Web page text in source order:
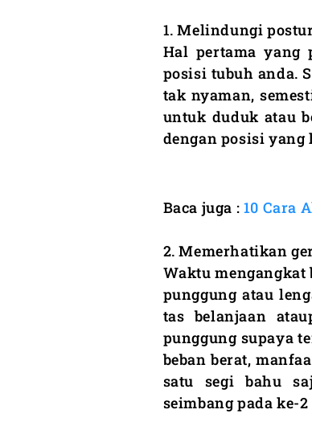
1. Melindungi
Hal pertama yang
posisi tubuh anda.
tak nyaman,
untuk duduk atau
dengan posisi yang
Baca juga : 10 Cara
2. Memerhatikan
Waktu
punggung atau
tas belanjaan
punggung supaya
beban berat,
satu segi bahu
seimbang pada ke-